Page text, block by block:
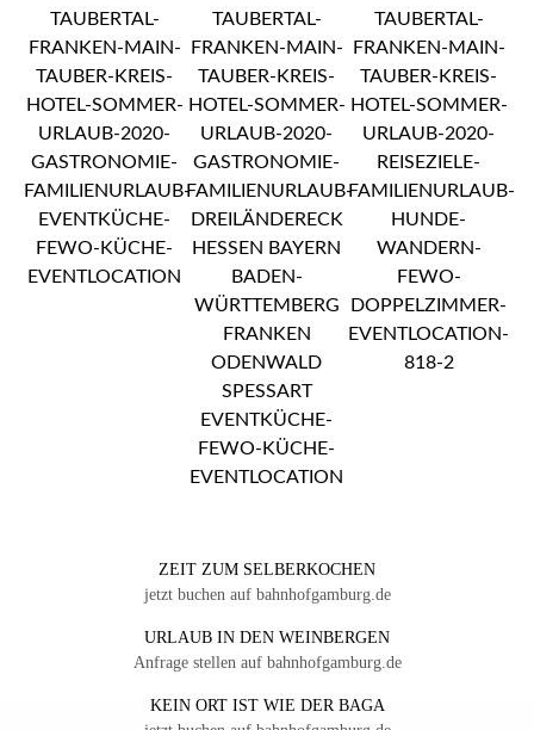
ZEIT ZUM SELBERKOCHEN
jetzt buchen auf bahnhofgamburg.de
URLAUB IN DEN WEINBERGEN
Anfrage stellen auf bahnhofgamburg.de
KEIN ORT IST WIE DER BAGA